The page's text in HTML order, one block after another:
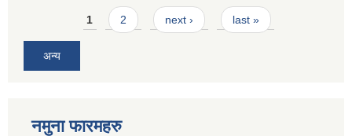
Pages1 2 next › last »
अन्य
नमुना फारमहरु